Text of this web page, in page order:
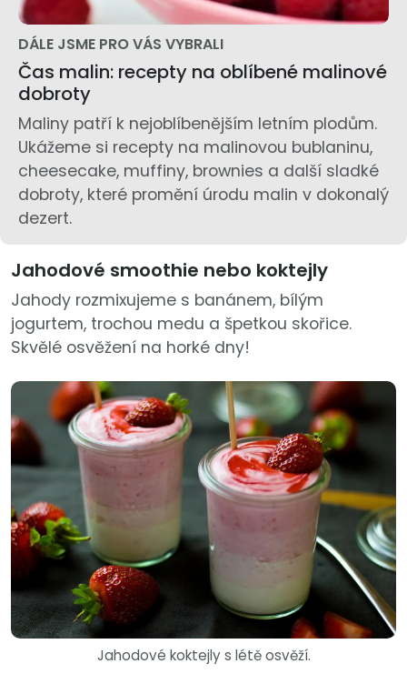
DÁLE JSME PRO VÁS VYBRALI
Čas malin: recepty na oblíbené malinové
dobroty
Maliny patří k nejoblíbenějším letním plodům.
Ukážeme si recepty na malinovou bublaninu,
cheesecake, muffiny, brownies a další sladké
dobroty, které promění úrodu malin v dokonalý
dezert.
Jahodové smoothie nebo koktejly
Jahody rozmixujeme s banánem, bílým
jogurtem, trochou medu a špetkou skořice.
Skvělé osvěžení na horké dny!
Jahodové koktejly s létě osvěží.